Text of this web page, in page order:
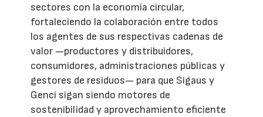
sectores con la economía circular,
fortaleciendo la colaboración entre todos
los agentes de sus respectivas cadenas de
valor —productores y distribuidores,
consumidores, administraciones públicas y
gestores de residuos— para que Sigaus y
Genci sigan siendo motores de
sostenibilidad y aprovechamiento eficiente